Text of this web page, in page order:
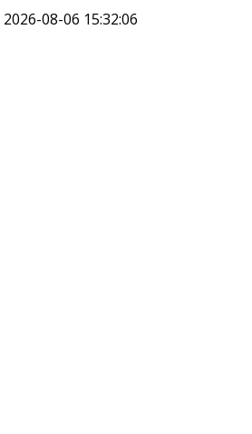
2026-08-06 15:32:06